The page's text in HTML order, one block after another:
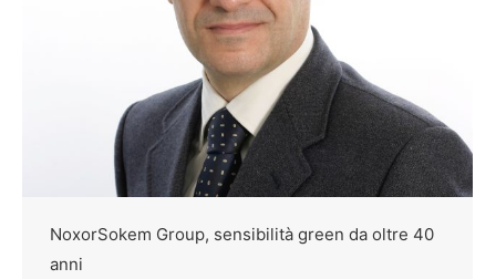
NoxorSokem Group, sensibilità green da oltre 40
anni